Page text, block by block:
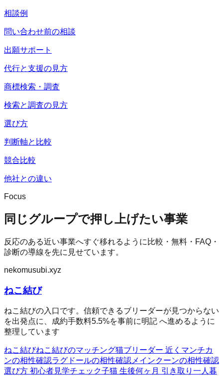
相談例
問い合わせ前の相談
出願サポート
代行と支援の見方
商標検索・調査
検索と調査の見方
選び方
判断軸と比較
競合比較
他社との違い
Focus
同じグループで押し上げたい事業
反応のある近い事業へすぐ移れるように比較・無料・FAQ・
診断の導線を先に見せています。
nekomusubi.xyz
ねこ結び
ねこ結びの入口です。信頼できるブリーダーが見つからない
を出発点に、成約手数料5.5%を事前に明記 へ進めるように
整理しています
ねこ結びねこ結びのマッチング猫ブリーダー 近く マンチカ
ンの相性確認ラグドールの相性確認 メインクーンの相性確認
選び方 初心者見学チェック子猫 生後何ヶ月 引き取り 一人暮